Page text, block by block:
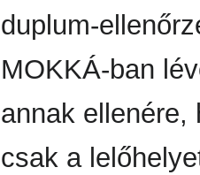
duplum-
MOKKÁ-ban
annak ellenére,
csak a